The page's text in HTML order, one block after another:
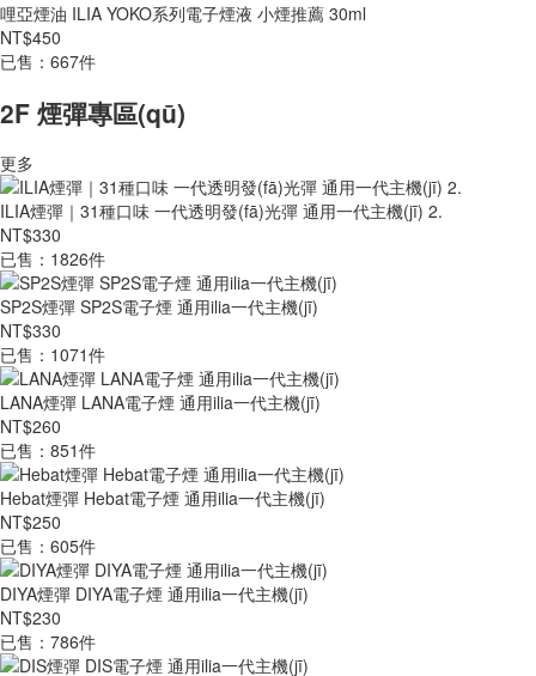
哩亞煙油 ILIA YOKO系列電子煙液 小煙推薦 30ml
NT$450
已售：667件
2F 煙彈專區(qū)
更多
ILIA煙彈｜31種口味 一代透明發(fā)光彈 通用一代主機(jī) 2.
NT$330
已售：1826件
SP2S煙彈 SP2S電子煙 通用ilia一代主機(jī)
NT$330
已售：1071件
LANA煙彈 LANA電子煙 通用ilia一代主機(jī)
NT$260
已售：851件
Hebat煙彈 Hebat電子煙 通用ilia一代主機(jī)
NT$250
已售：605件
DIYA煙彈 DIYA電子煙 通用ilia一代主機(jī)
NT$230
已售：786件